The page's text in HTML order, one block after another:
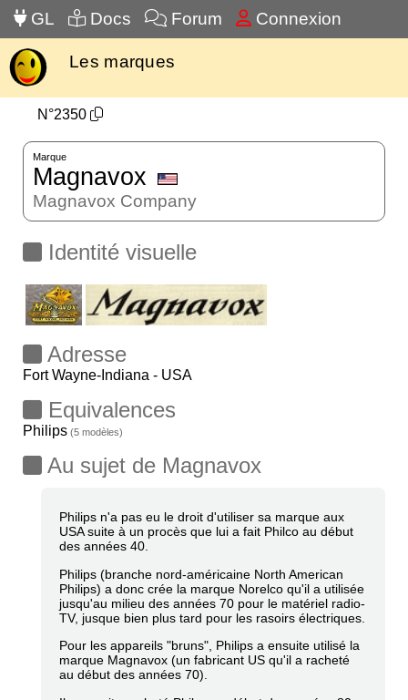
GL Docs Forum Connexion
Les marques
N°2350
Marque
Magnavox
Magnavox Company
Identité visuelle
Adresse
Fort Wayne-Indiana - USA
Equivalences
Philips (5 modèles)
Au sujet de Magnavox
Philips n'a pas eu le droit d'utiliser sa marque aux
USA suite à un procès que lui a fait Philco au début
des années 40.
Philips (branche nord-américaine North American
Philips) a donc crée la marque Norelco qu'il a utilisée
jusqu'au milieu des années 70 pour le matériel radio-
TV, jusque bien plus tard pour les rasoirs électriques.
Pour les appareils "bruns", Philips a ensuite utilisé la
marque Magnavox (un fabricant US qu'il a racheté
au début des années 70).